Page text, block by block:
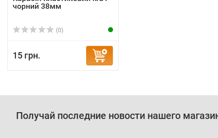
чорний 38мм
(0)
15 грн.
Получай последние новости нашего